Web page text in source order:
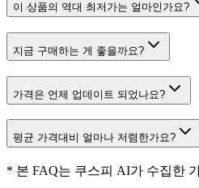
이 상품의 역대 최저가는 얼마인가요?
지금 구매하는 게 좋을까요?
가격은 언제 업데이트 되었나요?
평균 가격대비 얼마나 저렴한가요?
* 본 FAQ는 쿠스피 AI가 수집한